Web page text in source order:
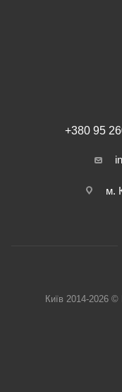
+380 95
м.
Київ 2014-2026 ©